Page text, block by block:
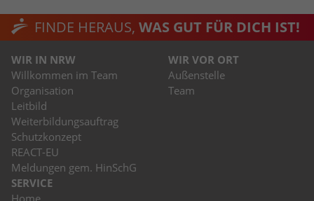
FINDE HERAUS, WAS GUT FÜR DICH IST!
WIR IN NRW
Willkommen im Team
Organisation
Leitbild
Weiterbildungsauftrag
Schutzkonzept
REACT-EU
Meldungen gem. HinSchG
WIR VOR ORT
Außenstelle
Team
SERVICE
Home